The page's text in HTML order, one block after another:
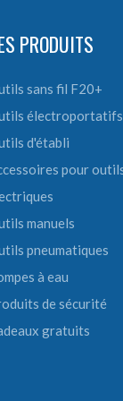
PRODUITS
sans fil F20+
électroportatifs
d'établi
pour
manuels
pneumatiques
à eau
de sécurité
gratuits